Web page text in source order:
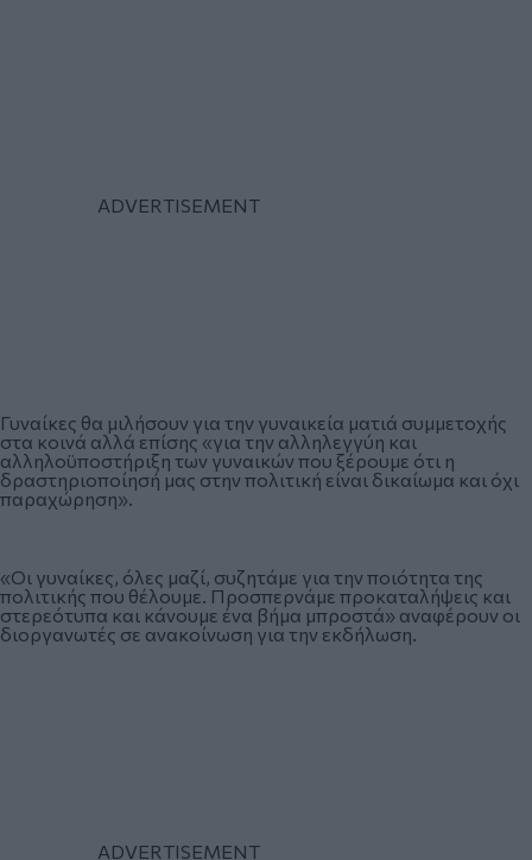
Γυναίκες θα μιλήσουν για την γυναικεία ματιά συμμετοχής
στα κοινά αλλά επίσης «για την αλληλεγγύη και
αλληλοϋποστήριξη των γυναικών που ξέρουμε ότι η
δραστηριοποίησή μας στην πολιτική είναι δικαίωμα και όχι
παραχώρηση».
«Οι γυναίκες, όλες μαζί, συζητάμε για την ποιότητα της
πολιτικής που θέλουμε. Προσπερνάμε προκαταλήψεις και
στερεότυπα και κάνουμε ένα βήμα μπροστά» αναφέρουν οι
διοργανωτές σε ανακοίνωση για την εκδήλωση.